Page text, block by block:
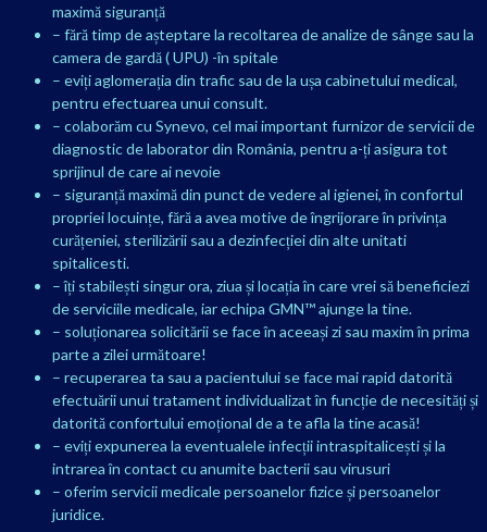
maximă siguranță
– fără timp de așteptare la recoltarea de analize de sânge sau la
camera de gardă ( UPU) -în spitale
– eviți aglomerația din trafic sau de la ușa cabinetului medical,
pentru efectuarea unui consult.
– colaborăm cu Synevo, cel mai important furnizor de servicii de
diagnostic de laborator din România, pentru a-ți asigura tot
sprijinul de care ai nevoie
– siguranță maximă din punct de vedere al igienei, în confortul
propriei locuințe, fără a avea motive de îngrijorare în privința
curățeniei, sterilizării sau a dezinfecției din alte unitati
spitalicesti.
– îți stabilești singur ora, ziua și locația în care vrei să beneficiezi
de serviciile medicale, iar echipa GMN™ ajunge la tine.
– soluționarea solicitării se face în aceeași zi sau maxim în prima
parte a zilei următoare!
– recuperarea ta sau a pacientului se face mai rapid datorită
efectuării unui tratament individualizat în funcție de necesități și
datorită confortului emoțional de a te afla la tine acasă!
– eviți expunerea la eventualele infecții intraspitalicești și la
intrarea în contact cu anumite bacterii sau virusuri
– oferim servicii medicale persoanelor fizice și persoanelor
juridice.